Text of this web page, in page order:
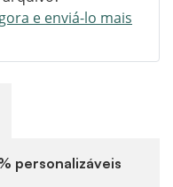
e enviá-lo mais
personalizáveis